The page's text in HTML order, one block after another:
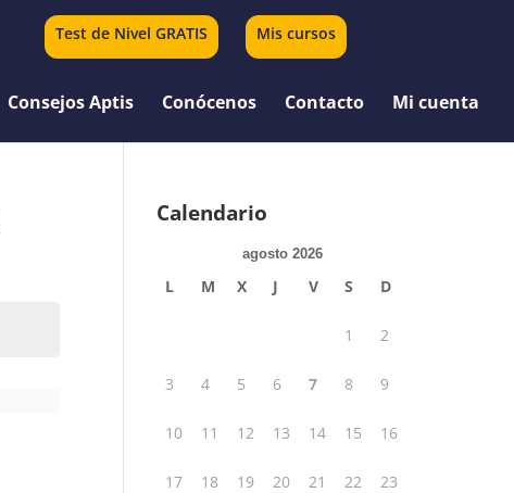
Test de Nivel GRATIS Mis cursos
Consejos Aptis Conócenos Contacto Mi cuenta
Calendario
agosto 2026
L M X J V S D
1 2
3 4 5 6 7 8 9
10 11 12 13 14 15 16
17 18 19 20 21 22 23